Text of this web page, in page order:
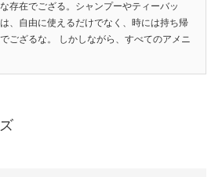
存在でござる。シャンプーやティーバッ
、自由に使えるだけでなく、時には持ち帰
ござるな。 しかしながら、すべてのアメニ